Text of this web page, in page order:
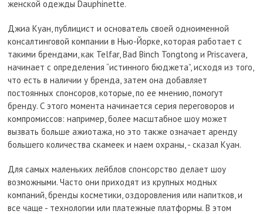
женской одежды Dauphinette.
Джиа Куан, публицист и основатель своей одноименной
консалтинговой компании в Нью-Йорке, которая работает с
такими брендами, как Telfar, Bad Binch Tongtong и Priscavera,
начинает с определения “истинного бюджета”, исходя из того,
что есть в наличии у бренда, затем она добавляет
постоянных спонсоров, которые, по ее мнению, помогут
бренду. С этого момента начинается серия переговоров и
компромиссов: например, более масштабное шоу может
вызвать больше ажиотажа, но это также означает аренду
большего количества скамеек и наем охраны, - сказал Куан.
Для самых маленьких лейблов спонсорство делает шоу
возможными. Часто они приходят из крупных модных
компаний, бренды косметики, оздоровления или напитков, и
все чаще - технологии или платежные платформы. В этом